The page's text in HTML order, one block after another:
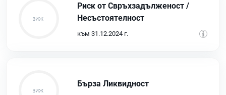
Риск от Свръхзадълженост /
Несъстоятелност
към 31.12.2024 г.
Бърза Ликвидност